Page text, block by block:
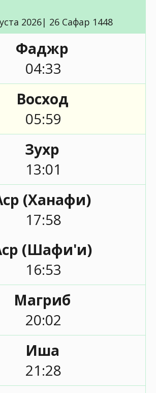
2026| 26 Сафар 1448
Фаджр
04:33
Восход
05:59
Зухр
13:01
(Ханафи)
17:58
(Шафи'и)
16:53
Магриб
20:02
Иша
21:28